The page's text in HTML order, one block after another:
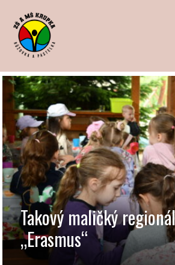
Takový maličký
„Erasmus“